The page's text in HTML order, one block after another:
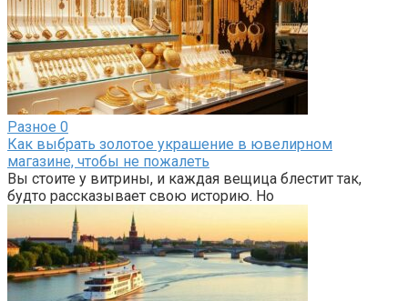
Разное 0
Как выбрать золотое украшение в ювелирном
магазине, чтобы не пожалеть
Вы стоите у витрины, и каждая вещица блестит так,
будто рассказывает свою историю. Но